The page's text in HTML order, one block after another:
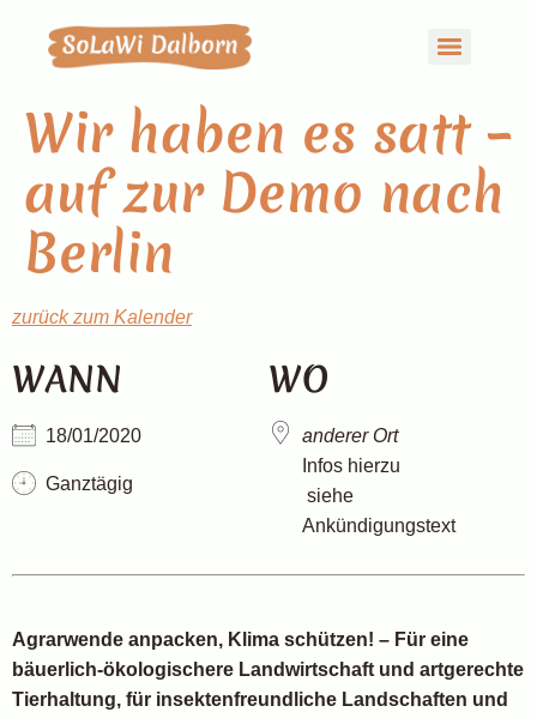
Wir haben es satt –
auf zur Demo nach
Berlin
zurück zum Kalender
WANN
18/01/2020
Ganztägig
WO
anderer Ort
Infos hierzu
siehe
Ankündigungstext
Agrarwende anpacken, Klima schützen! – Für eine
bäuerlich-ökologischere Landwirtschaft und artgerechte
Tierhaltung, für insektenfreundliche Landschaften und